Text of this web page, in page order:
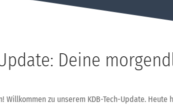
Deine
Willkommen zu unserem KDB-Tech-Update.